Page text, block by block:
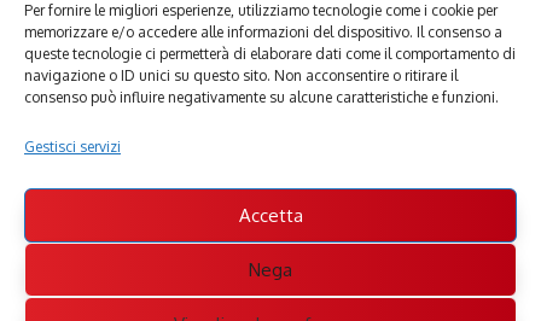
Per fornire le migliori esperienze, utilizziamo tecnologie come i cookie per
memorizzare e/o accedere alle informazioni del dispositivo. Il consenso a
queste tecnologie ci permetterà di elaborare dati come il comportamento di
navigazione o ID unici su questo sito. Non acconsentire o ritirare il
consenso può influire negativamente su alcune caratteristiche e funzioni.
Gestisci servizi
Accetta
Nega
Italia
Tel.: +39 0432 990 517
Cell.: +39 388 7759000
info@artok.it